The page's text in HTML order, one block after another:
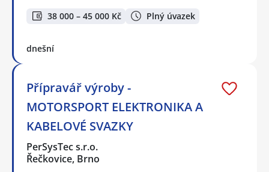
38 000 – 45 000 Kč Plný úvazek
dnešní
Přípravář výroby -
MOTORSPORT ELEKTRONIKA A
KABELOVÉ SVAZKY
PerSysTec s.r.o.
Řečkovice, Brno